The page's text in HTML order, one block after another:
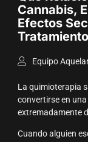
Cannabis,
Efectos
Equipo
La quimioterapia
convertirse en
extremadamente
Cuando alguien